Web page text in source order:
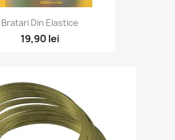
Bratari Din Elastice
19,90 lei